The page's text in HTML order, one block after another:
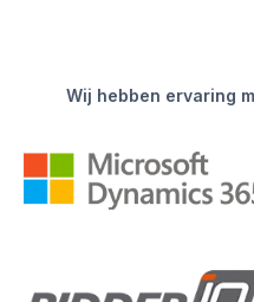
Wij hebben ervaring